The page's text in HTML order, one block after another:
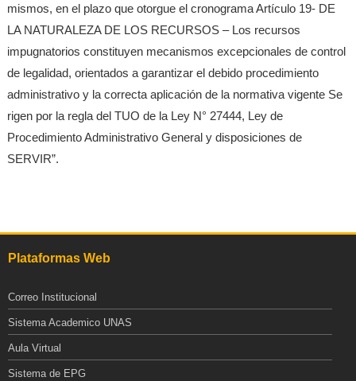
mismos, en el plazo que otorgue el cronograma Artículo 19- DE
LA NATURALEZA DE LOS RECURSOS – Los recursos
impugnatorios constituyen mecanismos excepcionales de control
de legalidad, orientados a garantizar el debido procedimiento
administrativo y la correcta aplicación de la normativa vigente Se
rigen por la regla del TUO de la Ley N° 27444, Ley de
Procedimiento Administrativo General y disposiciones de
SERVIR”.
Plataformas Web
Correo Institucional
Sistema Academico UNAS
Aula Virtual
Sistema de EPG